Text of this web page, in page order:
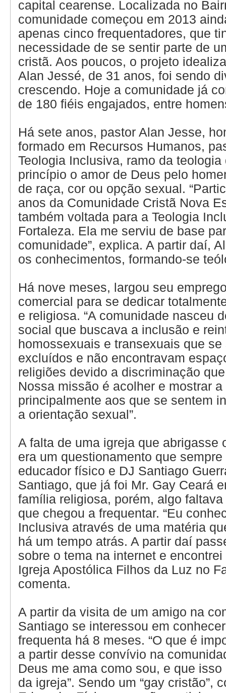
capital cearense. Localizada no
comunidade começou em 2013
apenas cinco frequentadores, que
necessidade de se sentir parte de
cristã. Aos poucos, o projeto
Alan Jessé, de 31 anos, foi sendo
crescendo. Hoje a comunidade já
de 180 fiéis engajados, entre
Há sete anos, pastor Alan Jesse,
formado em Recursos Humanos,
Teologia Inclusiva, ramo da teologia
princípio o amor de Deus pelo
de raça, cor ou opção sexual.
anos da Comunidade Cristã Nova
também voltada para a Teologia
Fortaleza. Ela me serviu de base
comunidade”, explica. A partir daí,
os conhecimentos, formando-se
Há nove meses, largou seu
comercial para se dedicar
e religiosa. “A comunidade nasceu
social que buscava a inclusão e
homossexuais e transexuais que se
excluídos e não encontravam
religiões devido a discriminação
Nossa missão é acolher e mostrar
principalmente aos que se sentem
a orientação sexual”.
A falta de uma igreja que abrigasse
era um questionamento que
educador físico e DJ Santiago
Santiago, que já foi Mr. Gay Ceará
família religiosa, porém, algo
que chegou a frequentar. “Eu
Inclusiva através de uma matéria
há um tempo atrás. A partir daí
sobre o tema na internet e
Igreja Apostólica Filhos da Luz no
comenta.
A partir da visita de um amigo na
Santiago se interessou em
frequenta há 8 meses. “O que é
a partir desse convívio na
Deus me ama como sou, e que
da igreja”. Sendo um “gay cristão”,